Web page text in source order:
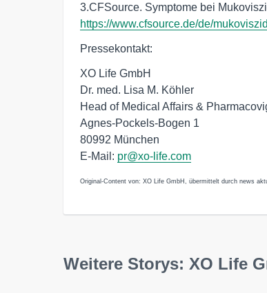
3.CFSource. Symptome bei
https://www.cfsource.de/de/
Pressekontakt:
XO Life GmbH
Dr. med. Lisa M. Köhler
Head of Medical Affairs &
Agnes-Pockels-Bogen 1
80992 München
E-Mail: pr@xo-life.com
Original-Content von: XO Life GmbH, übermittelt durch news
Weitere Storys: XO Life